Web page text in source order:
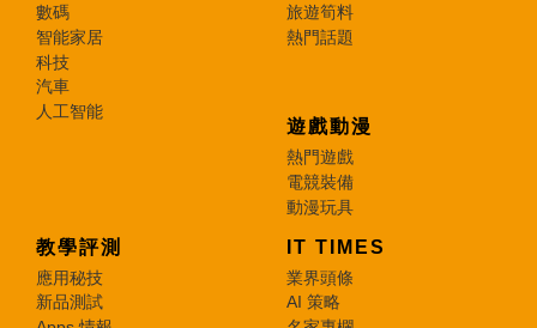
數碼
智能家居
科技
汽車
人工智能
旅遊筍料
熱門話題
遊戲動漫
熱門遊戲
電競裝備
動漫玩具
教學評測
應用秘技
新品測試
IT TIMES
業界頭條
AI 策略